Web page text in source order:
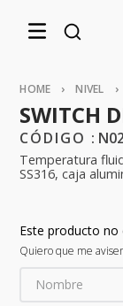
NIVEL
SWITCH
:
Temperatura
SS316, caja
Este producto
Quiero que me